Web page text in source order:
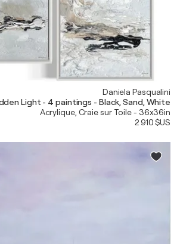
Daniela Pasqualini
Light - 4 paintings - Black, Sand, White
Acrylique, Craie sur Toile - 36x36in
2 910 $US